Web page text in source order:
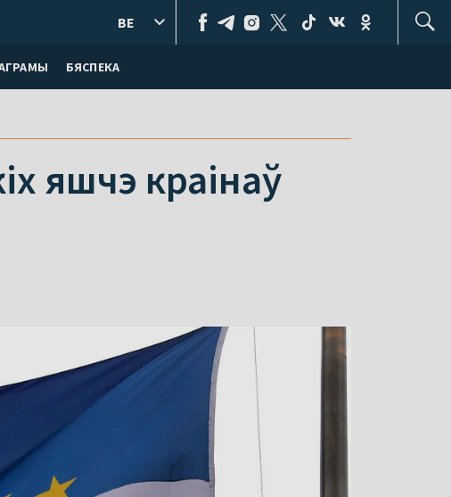
БЯСПЕКА
BE
яшчэ краінаў